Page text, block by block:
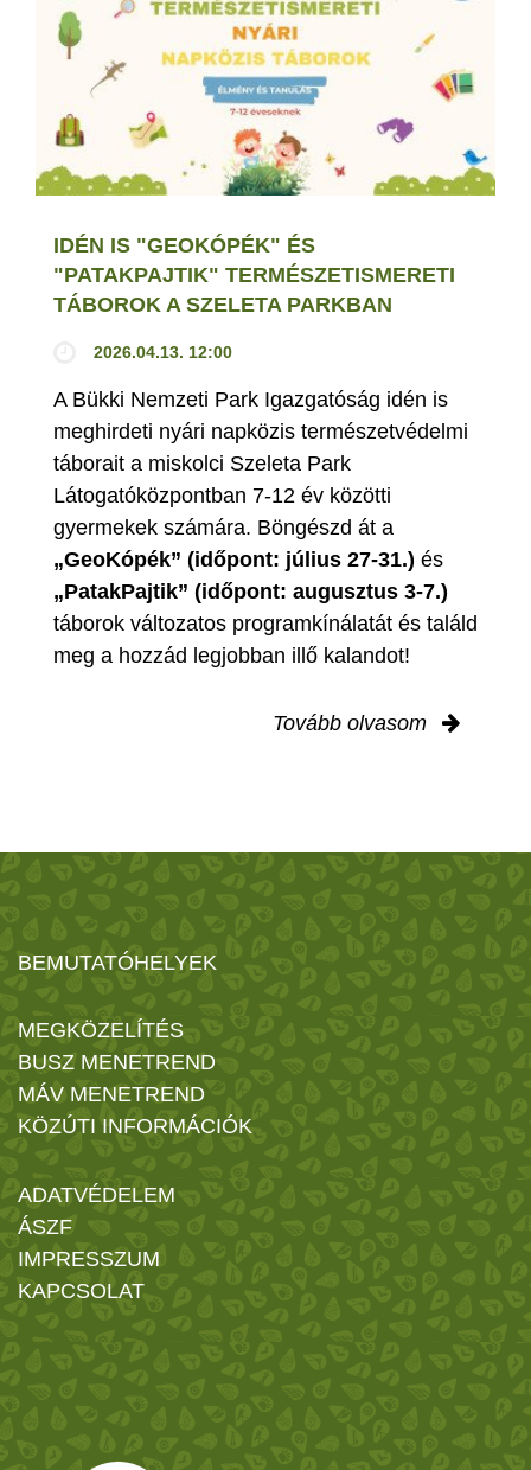
IDÉN IS "GEOKÓPÉK" ÉS
"PATAKPAJTIK" TERMÉSZETISMERETI
TÁBOROK A SZELETA PARKBAN
2026.04.13. 12:00
A Bükki Nemzeti Park Igazgatóság idén is
meghirdeti nyári napközis természetvédelmi
táborait a miskolci Szeleta Park
Látogatóközpontban 7-12 év közötti
gyermekek számára. Böngészd át a
„GeoKópék” (időpont: július 27-31.) és
„PatakPajtik” (időpont: augusztus 3-7.)
táborok változatos programkínálatát és találd
meg a hozzád legjobban illő kalandot!
Tovább olvasom
BEMUTATÓHELYEK
MEGKÖZELÍTÉS
BUSZ MENETREND
MÁV MENETREND
KÖZÚTI INFORMÁCIÓK
ADATVÉDELEM
ÁSZF
IMPRESSZUM
KAPCSOLAT